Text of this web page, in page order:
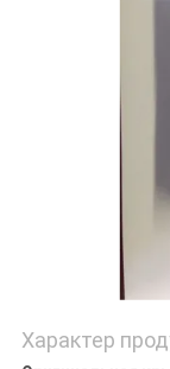
Характер